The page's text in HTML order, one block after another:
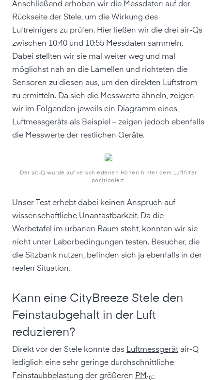
Anschließend erhoben wir die Messdaten auf der
Rückseite der Stele, um die Wirkung des
Luftreinigers zu prüfen. Hier ließen wir die drei air-Qs
zwischen 10:40 und 10:55 Messdaten sammeln.
Dabei stellten wir sie mal weiter weg und mal
möglichst nah an die Lamellen und richteten die
Sensoren zu diesen aus, um den direkten Luftstrom
zu ermitteln. Da sich die Messwerte ähneln, zeigen
wir im Folgenden jeweils ein Diagramm eines
Luftmessgeräts als Beispiel – zeigen jedoch ebenfalls
die Messwerte der restlichen Geräte.
Der ait-Q wurde auf verschiedenen Höhen hinter dem Luftfilter
positioniert.
Unser Test erhebt dabei keinen Anspruch auf
wissenschaftliche Unantastbarkeit. Da die
Werbetafel im urbanen Raum steht, konnten wir sie
nicht unter Laborbedingungen testen. Besucher, die
die Sitzbank nutzen, befinden sich ja ebenfalls in der
realen Situation.
Kann eine CityBreeze Stele den
Feinstaubgehalt in der Luft
reduzieren?
Direkt vor der Stele konnte das Luftmessgerät air-Q
lediglich eine sehr geringe durchschnittliche
Feinstaubbelastung der größeren PM₁₀-